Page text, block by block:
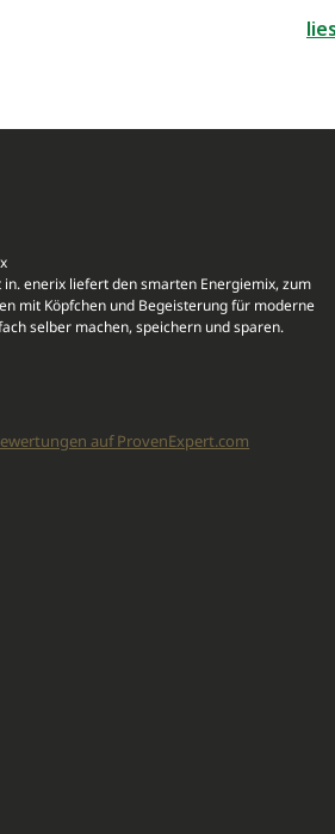
enerix liefert den smarten Energiemix, zum
mit Köpfchen und Begeisterung für moderne
selber machen, speichern und sparen.
auf ProvenExpert.com